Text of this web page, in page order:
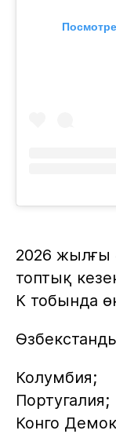
2026
топтық
К тобында
Колумбия;
Португалия;
Конго